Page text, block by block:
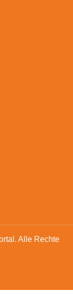
Alle Rechte